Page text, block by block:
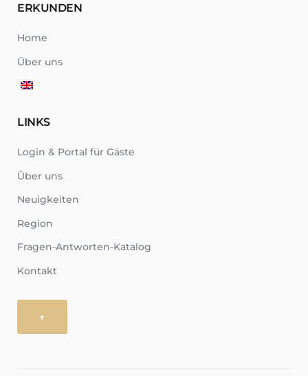
ERKUNDEN
Home
Über uns
LINKS
Login & Portal für Gäste
Über uns
Neuigkeiten
Region
Fragen-Antworten-Katalog
Kontakt
↑